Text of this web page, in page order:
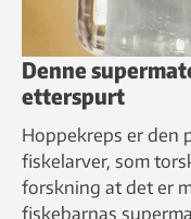
Denne
etterspurt
Hoppekreps er den
fiskelarver, som
forskning at det er
fiskebarnas